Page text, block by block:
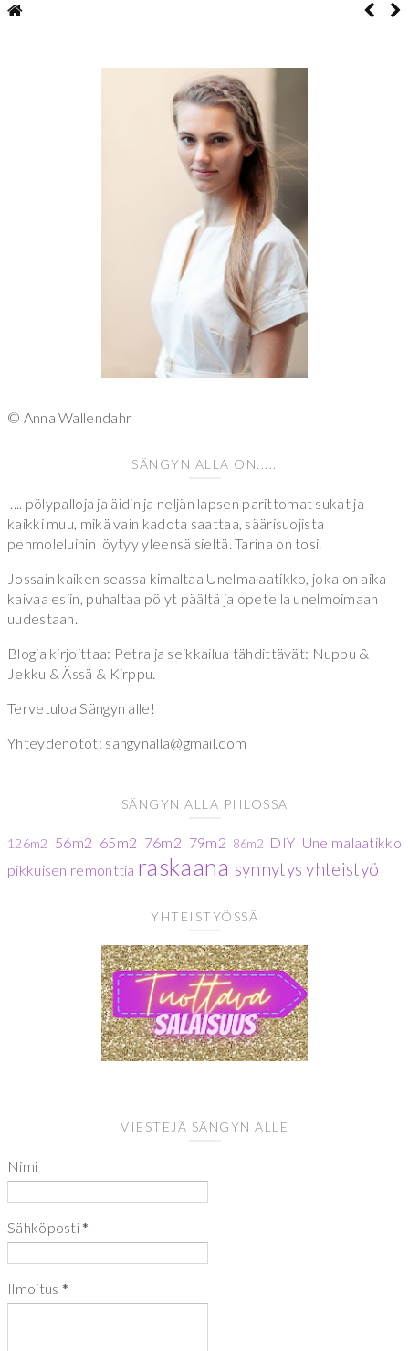
© Anna Wallendahr
SÄNGYN ALLA ON.....
.... pölypalloja ja äidin ja neljän lapsen parittomat sukat ja
kaikki muu, mikä vain kadota saattaa, säärisuojista
pehmoleluihin löytyy yleensä sieltä. Tarina on tosi.
Jossain kaiken seassa kimaltaa Unelmalaatikko, joka on aika
kaivaa esiin, puhaltaa pölyt päältä ja opetella unelmoimaan
uudestaan.
Blogia kirjoittaa: Petra ja seikkailua tähdittävät: Nuppu &
Jekku & Ässä & Kirppu.
Tervetuloa Sängyn alle!
Yhteydenotot: sangynalla@gmail.com
SÄNGYN ALLA PIILOSSA
126m2 56m2 65m2 76m2 79m2 86m2 DIY Unelmalaatikko
pikkuisen remonttia raskaana synnytys yhteistyö
YHTEISTYÖSSÄ
VIESTEJÄ SÄNGYN ALLE
Nimi
Sähköposti*
Ilmoitus *